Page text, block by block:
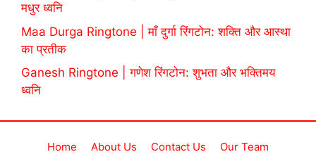
मधुर ध्वनि
Maa Durga Ringtone | माँ दुर्गा रिंगटोन: शक्ति और आस्था
का प्रतीक
Ganesh Ringtone | गणेश रिंगटोन: शुभता और भक्तिमय
ध्वनि
Home About Us Contact Us Our Team